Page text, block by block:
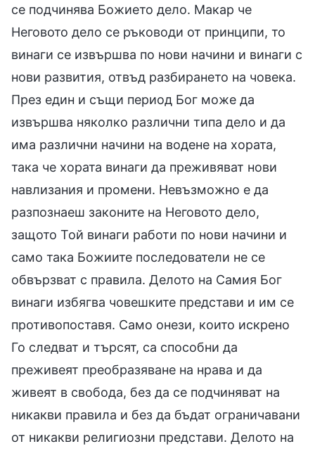
се подчинява Божието дело. Макар че
Неговото дело се ръководи от принципи, то
винаги се извършва по нови начини и винаги с
нови развития, отвъд разбирането на човека.
През един и същи период Бог може да
извършва няколко различни типа дело и да
има различни начини на водене на хората,
така че хората винаги да преживяват нови
навлизания и промени. Невъзможно е да
разпознаеш законите на Неговото дело,
защото Той винаги работи по нови начини и
само така Божиите последователи не се
обвързват с правила. Делото на Самия Бог
винаги избягва човешките представи и им се
противопоставя. Само онези, които искрено
Го следват и търсят, са способни да
преживеят преобразяване на нрава и да
живеят в свобода, без да се подчиняват на
никакви правила и без да бъдат ограничавани
от никакви религиозни представи. Делото на